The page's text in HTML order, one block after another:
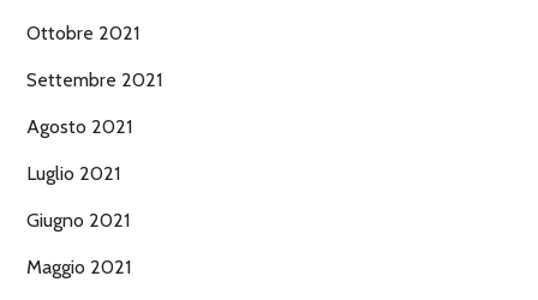
Ottobre 2021
Settembre 2021
Agosto 2021
Luglio 2021
Giugno 2021
Maggio 2021